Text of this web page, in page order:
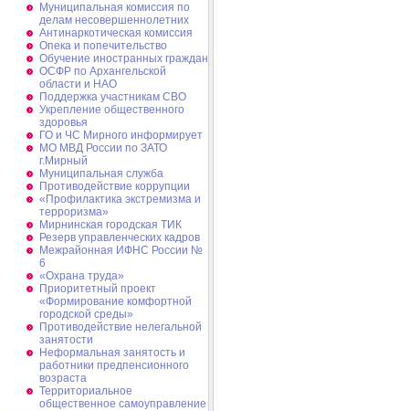
Муниципальная комиссия по
делам несовершеннолетних
Антинаркотическая комиссия
Опека и попечительство
Обучение иностранных граждан
ОСФР по Архангельской
области и НАО
Поддержка участникам СВО
Укрепление общественного
здоровья
ГО и ЧС Мирного информирует
МО МВД России по ЗАТО
г.Мирный
Муниципальная cлужба
Противодействие коррупции
«Профилактика экстремизма и
терроризма»
Мирнинская городская ТИК
Резерв управленческих кадров
Межрайонная ИФНС России №
6
«Охрана труда»
Приоритетный проект
«Формирование комфортной
городской среды»
Противодействие нелегальной
занятости
Неформальная занятость и
работники предпенсионного
возраста
Территориальное
общественное самоуправление